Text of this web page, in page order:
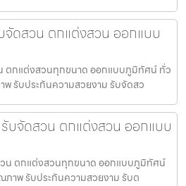
ดสวน ตกแต่งสวน ออกแบบ
ตกแต่งสวนทุกขนาด ออกแบบภูมิทัศน์ ทั่ว
พ รับประกันความสวยงาม รับจัดสว
จัดสวน ตกแต่งสวน ออกแบบ
น ตกแต่งสวนทุกขนาด ออกแบบภูมิทัศน์
ภาพ รับประกันความสวยงาม รับต